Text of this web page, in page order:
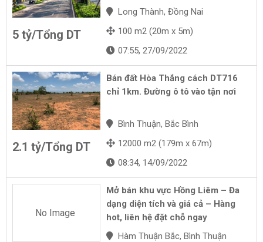
5 tỷ/Tổng DT
Long Thành, Đồng Nai
100 m2 (20m x 5m)
07:55, 27/09/2022
2.1 tỷ/Tổng DT
Bán đất Hòa Thắng cách DT716
chỉ 1km. Đường ô tô vào tận nơi
Bình Thuận, Bắc Bình
12000 m2 (179m x 67m)
08:34, 14/09/2022
No Image
Mở bán khu vực Hồng Liêm – Đa
dạng diện tích và giá cả – Hàng
hot, liên hệ đặt chỗ ngay
Hàm Thuận Bắc, Bình Thuận